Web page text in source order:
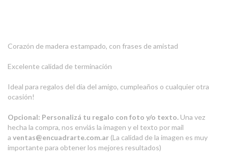
Corazón de madera estampado, con frases de amistad
Excelente calidad de terminación
Ideal para regalos del día del amigo, cumpleaños o cualquier otra
ocasión!
Opcional: Personalizá tu regalo con foto y/o texto. Una vez
hecha la compra, nos enviás la imagen y el texto por mail
a ventas@encuadrarte.com.ar (La calidad de la imagen es muy
importante para obtener los mejores resultados)